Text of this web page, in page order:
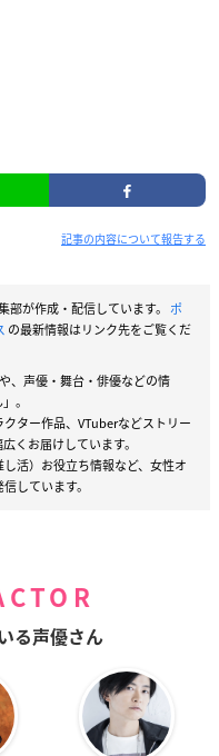
記事の内容について報告する
部が作成・配信しています。 ポ
の最新情報はリンク先をご覧くだ
、声優・舞台・俳優などの情
。
ター作品、VTuberなどストリー
くお届けしています。
活）お役立ち情報など、女性オ
しています。
る声優さん